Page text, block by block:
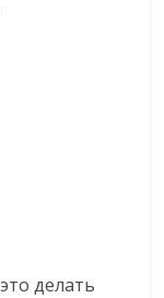
делать